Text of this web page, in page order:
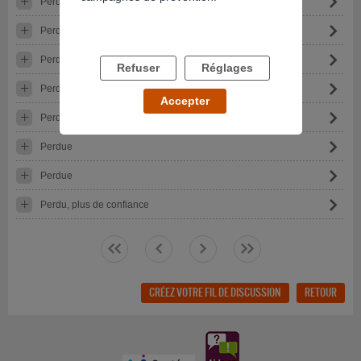
Perdue, déçue et apeuré
Perdue face à mon conjoint lunatique et accro à la coke
Perdue face a la situation
Perdue face à la cocaine
Perdue
Perdue
Perdu, plus de confiance
<< < > >>
CRÉEZ VOTRE FIL DE DISCUSSION RETOUR
Refuser Réglages
Accepter